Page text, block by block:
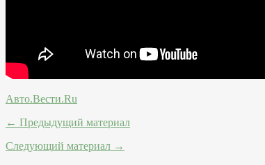
Авто.Вести.Ru
← Предыдущий материал
Следующий материал →